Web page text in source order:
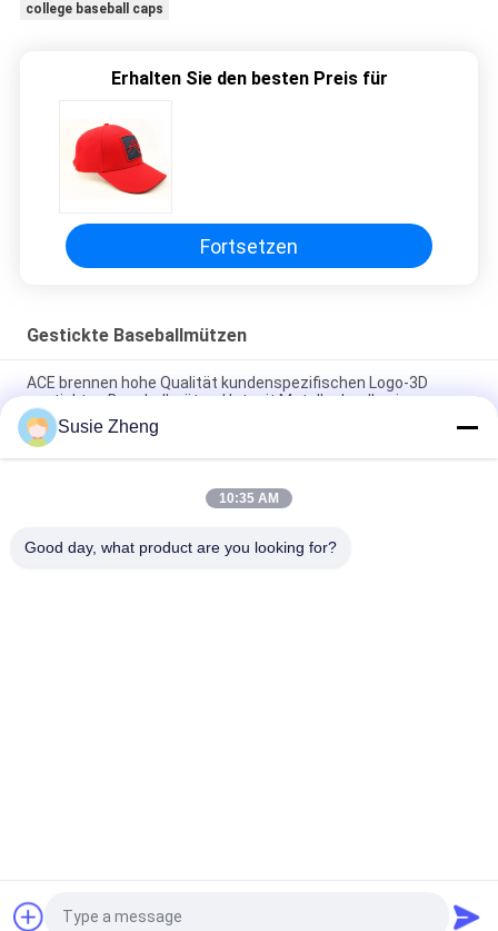
college baseball caps
Erhalten Sie den besten Preis für
Fortsetzen
Gestickte Baseballmützen
ACE brennen hohe Qualität kundenspezifischen Logo-3D
gestickten Baseballmütze-Hut mit Metallschnalle ein
Platten-Baseballmütze-fester klassischer sechs Platten-
unstrukturierter Vati-Hut 100% des Polyester-6
Fernlastfahrer gebogene Platten-Vati-Kappe des Rand-sechs
Fordern Sie ein Angebot
Susie Zheng
10:35 AM
Good day, what product are you looking for?